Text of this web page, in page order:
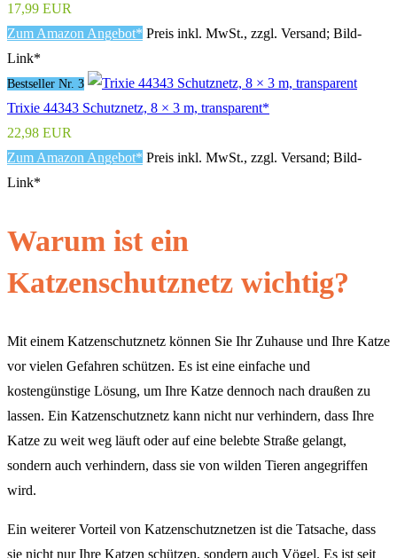
17,99 EUR
Zum Amazon Angebot* Preis inkl. MwSt., zzgl. Versand; Bild-
Link*
Bestseller Nr. 3
Trixie 44343 Schutznetz, 8 × 3 m, transparent*
22,98 EUR
Zum Amazon Angebot* Preis inkl. MwSt., zzgl. Versand; Bild-
Link*
Warum ist ein
Katzenschutznetz wichtig?
Mit einem Katzenschutznetz können Sie Ihr Zuhause und Ihre Katze
vor vielen Gefahren schützen. Es ist eine einfache und
kostengünstige Lösung, um Ihre Katze dennoch nach draußen zu
lassen. Ein Katzenschutznetz kann nicht nur verhindern, dass Ihre
Katze zu weit weg läuft oder auf eine belebte Straße gelangt,
sondern auch verhindern, dass sie von wilden Tieren angegriffen
wird.
Ein weiterer Vorteil von Katzenschutznetzen ist die Tatsache, dass
sie nicht nur Ihre Katzen schützen, sondern auch Vögel. Es ist seit